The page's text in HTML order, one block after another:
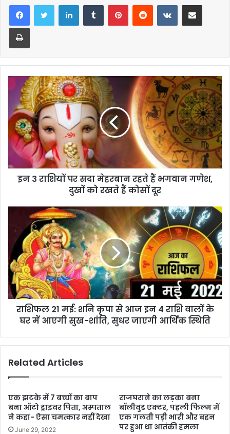
LinkedInTumblr PinterestReddit VKontakteShare via Email
Print
इन 3 राशियों पर सदा मेहरबान रहते हैं भगवान गणेश,
दुखों को रखते हैं कोसों दूर
राशिफल 21 मई: शनि कृपा से आज इन 4 राशि वालों के
घर में आएगी सुख-शांति, सुधर जाएगी आर्थिक स्थिति
Related Articles
एक झटके में 7 बच्चों का बाप
बना ऑटो ड्राइवर पिता, अस्पताल
ने कहा- ऐसा चमत्कार नहीं देखा
June 29, 2022
राजघराने का लड़का बना
बॉलीवुड एक्टर, पहली फिल्म में
एक गलती पड़ी भारी और बहन
पर हुआ था आतंकी हमला